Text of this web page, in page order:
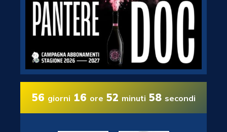
56 giorni 16 ore 52 minuti 57 secondi